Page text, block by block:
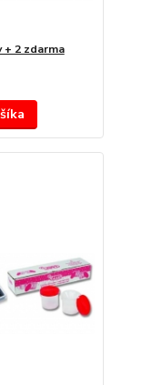
+ 2 zdarma